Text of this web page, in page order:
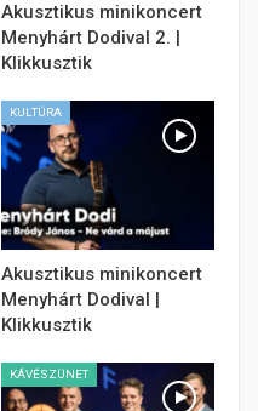
Akusztikus minikoncert
Menyhárt Dodival 2. |
Klikkusztik
KULTÚRA
Akusztikus minikoncert
Menyhárt Dodival |
Klikkusztik
KÁVÉSZÜNET